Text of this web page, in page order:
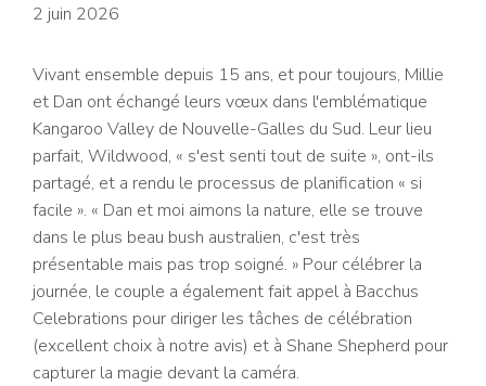
2 juin 2026
Vivant ensemble depuis 15 ans, et pour toujours, Millie
et Dan ont échangé leurs vœux dans l'emblématique
Kangaroo Valley de Nouvelle-Galles du Sud. Leur lieu
parfait, Wildwood, « s'est senti tout de suite », ont-ils
partagé, et a rendu le processus de planification « si
facile ». « Dan et moi aimons la nature, elle se trouve
dans le plus beau bush australien, c'est très
présentable mais pas trop soigné. » Pour célébrer la
journée, le couple a également fait appel à Bacchus
Celebrations pour diriger les tâches de célébration
(excellent choix à notre avis) et à Shane Shepherd pour
capturer la magie devant la caméra.